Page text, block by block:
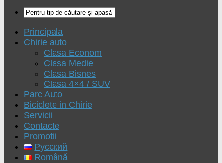
Principala
Chirie auto
Clasa Econom
Clasa Medie
Clasa Bisnes
Clasa 4×4 / SUV
Parc Auto
Biciclete in Chirie
Servicii
Contacte
Promotii
Русский
Română